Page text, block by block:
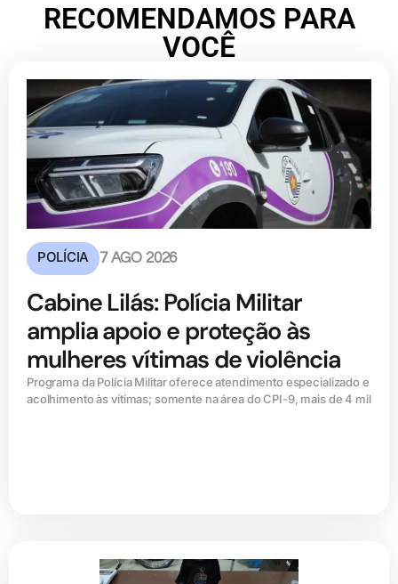
RECOMENDAMOS PARA
VOCÊ
POLÍCIA 7 AGO 2026
Cabine Lilás: Polícia Militar
amplia apoio e proteção às
mulheres vítimas de violência
Programa da Polícia Militar oferece atendimento especializado e
acolhimento às vítimas; somente na área do CPI-9, mais de 4 mil